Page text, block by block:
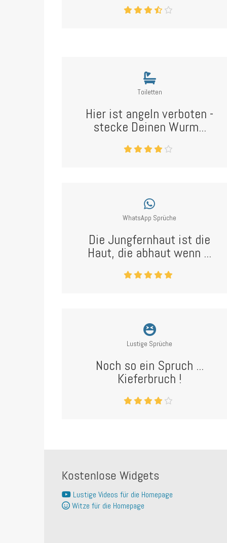
Toiletten
Hier ist angeln verboten -
stecke Deinen Wurm...
WhatsApp Sprüche
Die Jungfernhaut ist die
Haut, die abhaut wenn ...
Lustige Sprüche
Noch so ein Spruch ...
Kieferbruch !
Kostenlose Widgets
Lustige Videos für die Homepage
Witze für die Homepage